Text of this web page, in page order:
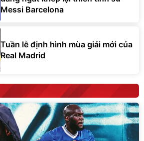
Messi Barcelona
Tuần lễ định hình mùa giải mới của
Real Madrid